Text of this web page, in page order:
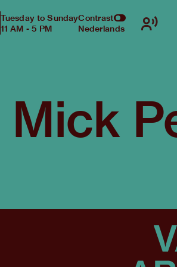
Tuesday to Sunday
11 AM - 5 PM
Contrast
Nederlands
Mick